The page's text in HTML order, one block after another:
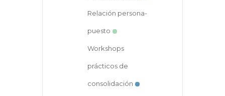
Relación persona-
puesto
Workshops
prácticos de
consolidación